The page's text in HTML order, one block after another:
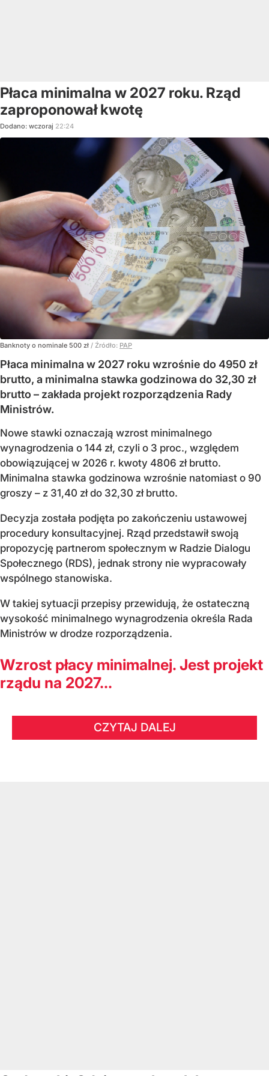
Płaca minimalna w 2027 roku. Rząd
zaproponował kwotę
Dodano: wczoraj 22:24
Banknoty o nominale 500 zł / Źródło: PAP
Płaca minimalna w 2027 roku wzrośnie do 4950 zł
brutto, a minimalna stawka godzinowa do 32,30 zł
brutto – zakłada projekt rozporządzenia Rady
Ministrów.
Nowe stawki oznaczają wzrost minimalnego
wynagrodzenia o 144 zł, czyli o 3 proc., względem
obowiązującej w 2026 r. kwoty 4806 zł brutto.
Minimalna stawka godzinowa wzrośnie natomiast o 90
groszy – z 31,40 zł do 32,30 zł brutto.
Decyzja została podjęta po zakończeniu ustawowej
procedury konsultacyjnej. Rząd przedstawił swoją
propozycję partnerom społecznym w Radzie Dialogu
Społecznego (RDS), jednak strony nie wypracowały
wspólnego stanowiska.
W takiej sytuacji przepisy przewidują, że ostateczną
wysokość minimalnego wynagrodzenia określa Rada
Ministrów w drodze rozporządzenia.
Wzrost płacy minimalnej. Jest projekt
rządu na 2027...
CZYTAJ DALEJ